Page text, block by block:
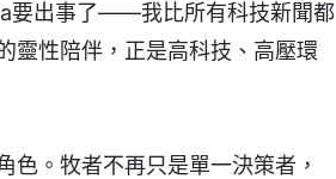
要出事了——我比所有科技新聞都
靈性陪伴，正是高科技、高壓環
色。牧者不再只是單一決策者，